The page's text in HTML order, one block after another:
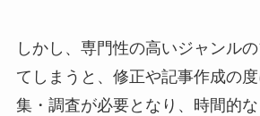
しかし、専門性の高いジャンル
てしまうと、修正や記事作成の
集・調査が必要となり、時間的